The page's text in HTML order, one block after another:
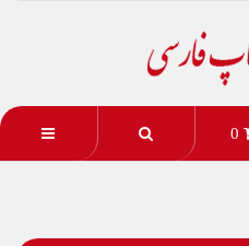
0